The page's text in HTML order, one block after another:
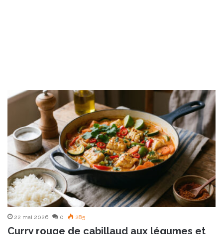
22 mai 2026 0 285
Curry rouge de cabillaud aux légumes et